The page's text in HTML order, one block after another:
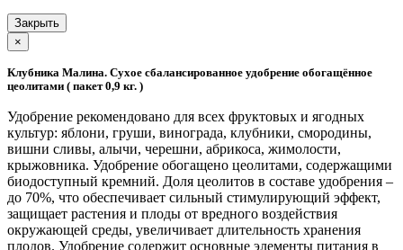
Закрыть
×
Клубника Малина. Сухое сбалансированное удобрение обогащённое
цеолитами ( пакет 0,9 кг. )
Удобрение рекомендовано для всех фруктовых и ягодных
культур: яблони, груши, винограда, клубники, смородины,
вишни сливы, алычи, черешни, абрикоса, жимолости,
крыжовника. Удобрение обогащено цеолитами, содержащими
биодоступный кремний. Доля цеолитов в составе удобрения –
до 70%, что обеспечивает сильный стимулирующий эффект,
защищает растения и плоды от вредного воздействия
окружающей среды, увеличивает длительность хранения
плодов. Удобрение содержит основные элементы питания в